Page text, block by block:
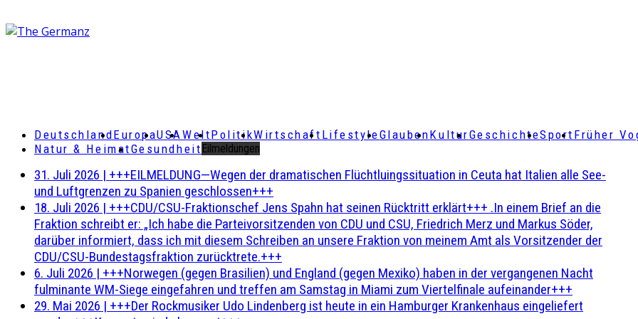
DeutschlandEuropaUSAWeltPolitikWirtschaft LifestyleGlaubenKulturGeschichteSport Früher
Natur & HeimatGesundheit Eilmeldungen
31. Juli 2026 | +++EILMELDUNG—Wegen der dramatischen Flüchtluingssituation in Ceuta hat Italien alle See-
und Luftgrenzen zu Spanien geschlossen+++
18. Juli 2026 | +++CDU/CSU-Fraktionschef Jens Spahn hat seinen Rücktritt erklärt+++ .In einem Brief an die
Fraktion schreibt er: „Ich habe die Parteivorsitzenden von CDU und CSU, Friedrich Merz und Markus Söder,
darüber informiert, dass ich mit diesem Schreiben an unsere Fraktion von meinem Amt als Vorsitzender der
CDU/CSU-Bundestagsfraktion zurücktrete.+++
6. Juli 2026 | +++Norwegen (gegen Brasilien) und England (gegen Mexiko) haben in der vergangenen Nacht
fulminante WM-Siege eingefahren und treffen am Samstag in Miami zum Viertelfinale aufeinander+++
29. Mai 2026 | +++Der Rockmusiker Udo Lindenberg ist heute in ein Hamburger Krankenhaus eingeliefert